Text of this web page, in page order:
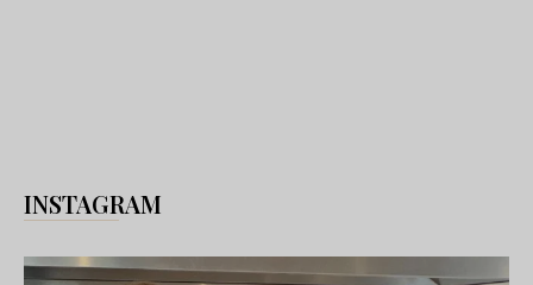
INSTAGRAM